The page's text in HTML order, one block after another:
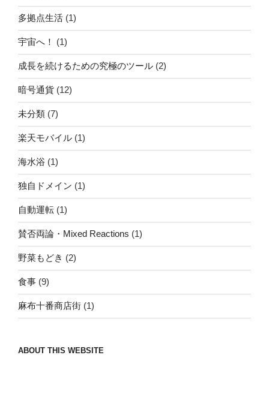
多拠点生活 (1)
宇宙へ！ (1)
成長を続けるための究極のツール (2)
暗号通貨 (12)
未分類 (7)
楽天モバイル (1)
海水浴 (1)
独自ドメイン (1)
自動運転 (1)
賛否両論・Mixed Reactions (1)
野菜もどき (2)
食事 (9)
麻布十番商店街 (1)
ABOUT THIS WEBSITE